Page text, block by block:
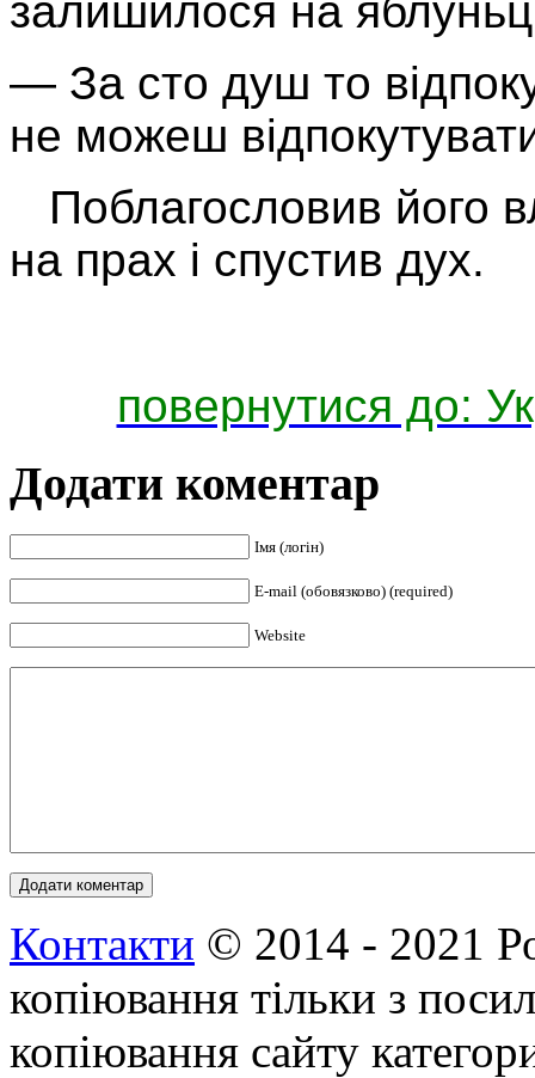
залишилося на
— За сто душ то
не можеш
Поблагословив його
на прах і спустив дух.
повернутися до:
Додати коментар
Імя (логін)
E-mail (обовязково) (required)
Website
Контакти © 2014 - 2021
копіювання тільки з
копіювання сайту